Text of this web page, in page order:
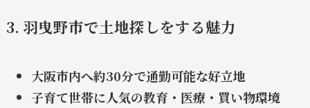
3. 羽曳野市で土地探しをする魅力
大阪市内へ約30分で通勤可能な好立地
子育て世帯に人気の教育・医療・買い物環境